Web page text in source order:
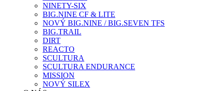
NINETY-SIX
BIG.NINE CF & LITE
NOVÝ BIG.NINE / BIG.SEVEN TFS
BIG.TRAIL
DIRT
REACTO
SCULTURA
SCULTURA ENDURANCE
MISSION
NOVÝ SILEX